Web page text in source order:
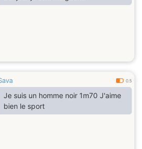
0.5
Je suis un homme noir 1m70 J'aime
bien le sport